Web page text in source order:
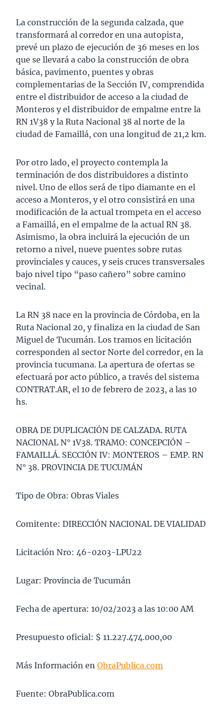
La construcción de la segunda calzada, que
transformará al corredor en una autopista,
prevé un plazo de ejecución de 36 meses en los
que se llevará a cabo la construcción de obra
básica, pavimento, puentes y obras
complementarias de la Sección IV, comprendida
entre el distribuidor de acceso a la ciudad de
Monteros y el distribuidor de empalme entre la
RN 1V38 y la Ruta Nacional 38 al norte de la
ciudad de Famaillá, con una longitud de 21,2 km.
Por otro lado, el proyecto contempla la
terminación de dos distribuidores a distinto
nivel. Uno de ellos será de tipo diamante en el
acceso a Monteros, y el otro consistirá en una
modificación de la actual trompeta en el acceso
a Famaillá, en el empalme de la actual RN 38.
Asimismo, la obra incluirá la ejecución de un
retorno a nivel, nueve puentes sobre rutas
provinciales y cauces, y seis cruces transversales
bajo nivel tipo “paso cañero” sobre camino
vecinal.
La RN 38 nace en la provincia de Córdoba, en la
Ruta Nacional 20, y finaliza en la ciudad de San
Miguel de Tucumán. Los tramos en licitación
corresponden al sector Norte del corredor, en la
provincia tucumana. La apertura de ofertas se
efectuará por acto público, a través del sistema
CONTRAT.AR, el 10 de febrero de 2023, a las 10
hs.
OBRA DE DUPLICACIÓN DE CALZADA. RUTA
NACIONAL N° 1V38. TRAMO: CONCEPCIÓN –
FAMAILLÁ. SECCIÓN IV: MONTEROS – EMP. RN
N° 38. PROVINCIA DE TUCUMÁN
Tipo de Obra: Obras Viales
Comitente: DIRECCIÓN NACIONAL DE VIALIDAD
Licitación Nro: 46-0203-LPU22
Lugar: Provincia de Tucumán
Fecha de apertura: 10/02/2023 a las 10:00 AM
Presupuesto oficial: $ 11.227.474.000,00
Más Información en ObraPublica.com
Fuente: ObraPublica.com